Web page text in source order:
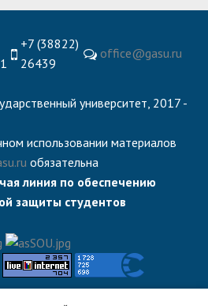
+7 (38822)
26439
office@gasu.ru
университет, 2017 -
использовании материалов
обязательна
линия по обеспечению
защиты студентов